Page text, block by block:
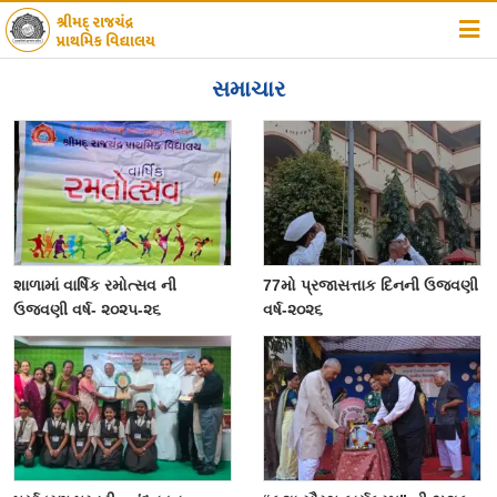
સંસ્થા વિષે
શાળા વિષે
સમાચાર
સૂચનાઓ
ફોટો ગેલેરી
ડાઉનલોડ
એસાઈમેન્ટ્સ
સંપર્ક
સમાચાર
શાળામાં વાર્ષિક રમોત્સવ ની
ઉજવણી વર્ષ- ૨૦૨૫-૨૬
77મો પ્રજાસત્તાક દિનની ઉજવણી
વર્ષ-૨૦૨૬